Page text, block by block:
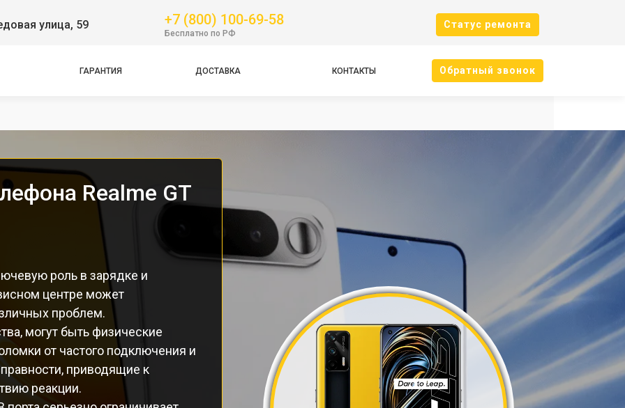
улица, 59 +7 (800) 100-69-58
Бесплатно по РФ
Cтатус ремонта
ГАРАНТИЯ ДОСТАВКА КОНТАКТЫ Oбратный звонок
Realme GT
роль в зарядке и
центре может
проблем.
могут быть физические
от частого подключения и
приводящие к
реакции.